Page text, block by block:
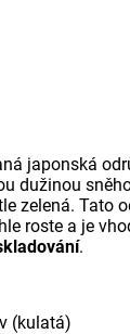
japonská
dužinou
zelená. Tato
roste a je
.
(kulatá)